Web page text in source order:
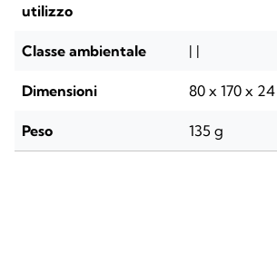
utilizzo
Classe ambientale | |
Dimensioni 80 x 170 x
Peso 135 g